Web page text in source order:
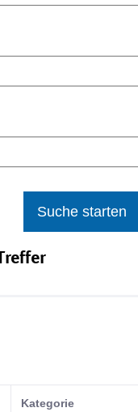
Suche starten
Kategorie